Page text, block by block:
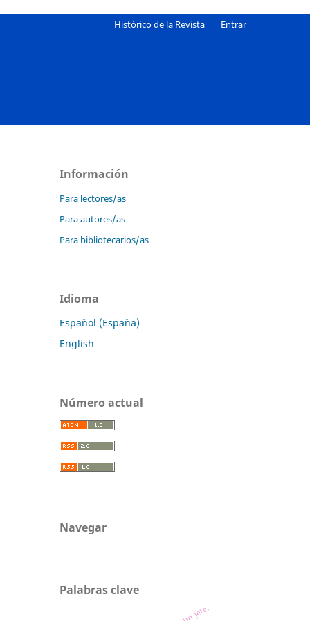
Histórico de la Revista Entrar
Información
Para lectores/as
Para autores/as
Para bibliotecarios/as
Idioma
Español (España)
English
Número actual
Navegar
Palabras clave